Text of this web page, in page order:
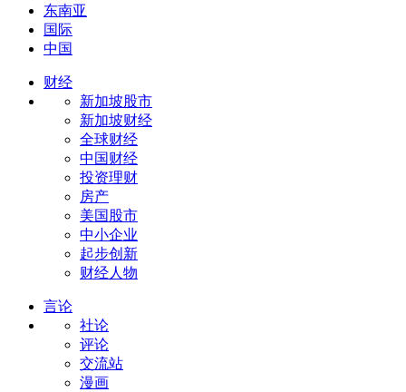
东南亚
国际
中国
财经
新加坡股市
新加坡财经
全球财经
中国财经
投资理财
房产
美国股市
中小企业
起步创新
财经人物
言论
社论
评论
交流站
漫画